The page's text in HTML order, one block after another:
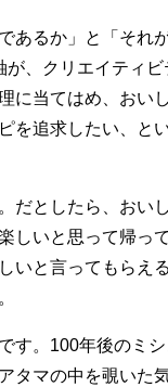
あるか」と「それ
が、クリエイティ
に当てはめ、おい
を追求したい、と
だとしたら、おい
しいと思って帰っ
いと言ってもらえ
す。100年後のミシ
タマの中を覗いた